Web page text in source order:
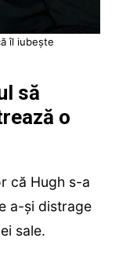
îl iubește
să
o
că Hugh s-a
a-și distrage
sale.